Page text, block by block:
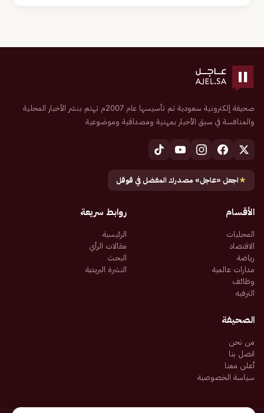
صحيفة إلكترونية سعودية تم تأسيسها عام 2007م تهتم بنشر الأخبار المحلية
والمنافسة في سبق الأخبار بمهنية ومصداقية وموضوعية
★اجعل «عاجل» مصدرك المفضل في قوقل
الأقسام
المحليات
الاقتصاد
رياضة
مدارات عالمية
وظائف
الترفيه
روابط سريعة
الرئيسية
مقالات الرأي
البحث
النشرة البريدية
الصحيفة
من نحن
اتصل بنا
أعلن معنا
سياسة الخصوصية